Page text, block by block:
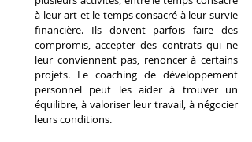
à leur art et le temps consacré à leur survie
financière. Ils doivent parfois faire des
compromis, accepter des contrats qui ne
leur conviennent pas, renoncer à certains
projets. Le coaching de développement
personnel peut les aider à trouver un
équilibre, à valoriser leur travail, à négocier
leurs conditions.